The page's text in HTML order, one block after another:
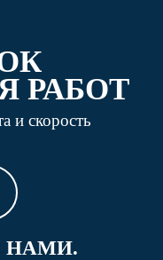
РАБОТ
и скорость
НАМИ.